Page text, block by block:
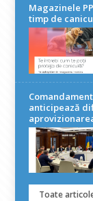
Magazinele
timp de
anticipează
Toate